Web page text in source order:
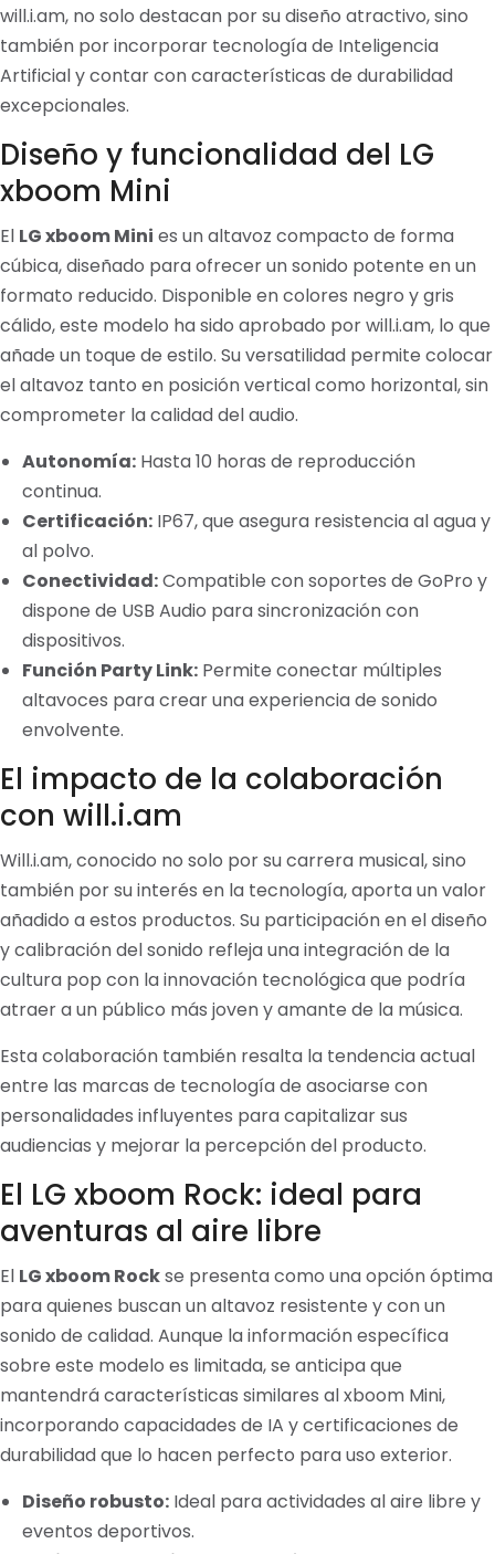
will.i.am, no solo destacan por su diseño atractivo, sino
también por incorporar tecnología de Inteligencia
Artificial y contar con características de durabilidad
excepcionales.
Diseño y funcionalidad del LG
xboom Mini
El LG xboom Mini es un altavoz compacto de forma
cúbica, diseñado para ofrecer un sonido potente en un
formato reducido. Disponible en colores negro y gris
cálido, este modelo ha sido aprobado por will.i.am, lo que
añade un toque de estilo. Su versatilidad permite colocar
el altavoz tanto en posición vertical como horizontal, sin
comprometer la calidad del audio.
Autonomía: Hasta 10 horas de reproducción
continua.
Certificación: IP67, que asegura resistencia al agua y
al polvo.
Conectividad:Compatible con soportes de GoPro y
dispone de USB Audio para sincronización con
dispositivos.
Función Party Link: Permite conectar múltiples
altavoces para crear una experiencia de sonido
envolvente.
El impacto de la colaboración
con will.i.am
Will.i.am, conocido no solo por su carrera musical, sino
también por su interés en la tecnología, aporta un valor
añadido a estos productos. Su participación en el diseño
y calibración del sonido refleja una integración de la
cultura pop con la innovación tecnológica que podría
atraer a un público más joven y amante de la música.
Esta colaboración también resalta la tendencia actual
entre las marcas de tecnología de asociarse con
personalidades influyentes para capitalizar sus
audiencias y mejorar la percepción del producto.
El LG xboom Rock: ideal para
aventuras al aire libre
El LG xboom Rockse presenta como una opción óptima
para quienes buscan un altavoz resistente y con un
sonido de calidad. Aunque la información específica
sobre este modelo es limitada, se anticipa que
mantendrá características similares al xboom Mini,
incorporando capacidades de IA y certificaciones de
durabilidad que lo hacen perfecto para uso exterior.
Diseño robusto: Ideal para actividades al aire libre y
eventos deportivos.